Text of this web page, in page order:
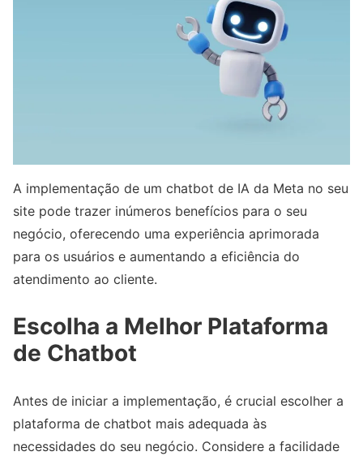
A implementação de um chatbot de IA da Meta no seu
site pode trazer inúmeros benefícios para o seu
negócio, oferecendo uma experiência aprimorada
para os usuários e aumentando a eficiência do
atendimento ao cliente.
Escolha a Melhor Plataforma
de Chatbot
Antes de iniciar a implementação, é crucial escolher a
plataforma de chatbot mais adequada às
necessidades do seu negócio. Considere a facilidade